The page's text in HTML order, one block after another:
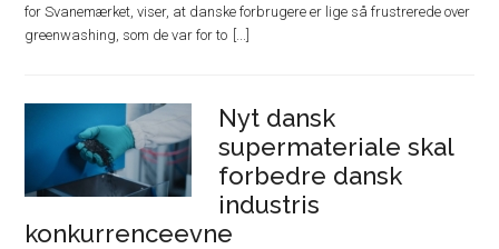
for Svanemærket, viser, at danske forbrugere er lige så frustrerede over
greenwashing, som de var for to
Nyt dansk
supermateriale skal
forbedre dansk
industris
konkurrenceevne